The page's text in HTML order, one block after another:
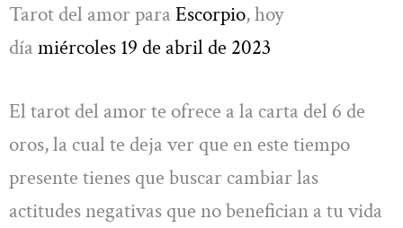
Tarot del amor para Escorpio, hoy
día miércoles 19 de abril de 2023
El tarot del amor te ofrece a la carta del 6 de
oros, la cual te deja ver que en este tiempo
presente tienes que buscar cambiar las
actitudes negativas que no benefician a tu vida